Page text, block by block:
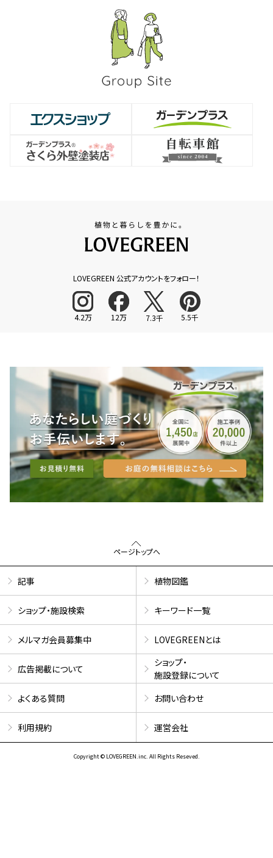
LOVEGREEN 公式アカウントをフォロー！
4.2万 12万 7.3千 5.5千
ページトップへ
記事 植物図鑑
ショップ・施設検索 キーワード一覧
メルマガ会員募集中 LOVEGREENとは
広告掲載について
ショップ・
施設登録について
よくある質問
お問い合わせ
利用規約 運営会社
Copyright © LOVEGREEN.inc. All Rights Reseved.